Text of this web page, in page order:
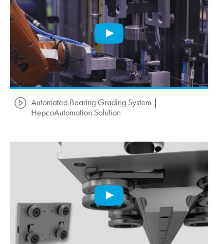
Automated Bearing Grading System |
HepcoAutomation Solution